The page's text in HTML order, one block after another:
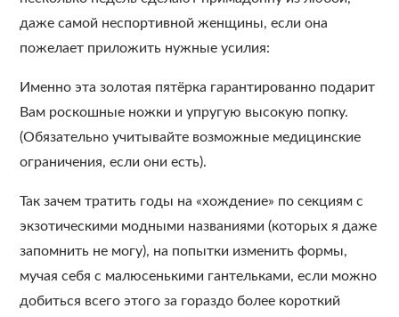
даже самой неспортивной женщины, если она
пожелает приложить нужные усилия:
Именно эта золотая пятёрка гарантированно подарит
Вам роскошные ножки и упругую высокую попку.
(Обязательно учитывайте возможные медицинские
ограничения, если они есть).
Так зачем тратить годы на «хождение» по секциям с
экзотическими модными названиями (которых я даже
запомнить не могу), на попытки изменить формы,
мучая себя с малюсенькими гантельками, если можно
добиться всего этого за гораздо более короткий